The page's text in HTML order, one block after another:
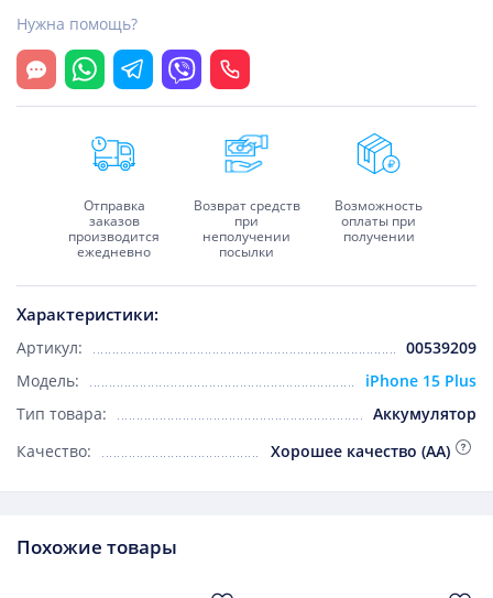
Характеристики:
Артикул:
00539209
Модель:
iPhone 15 Plus
Тип товара:
Аккумулятор
Качество:
Хорошее качество (AA)
Нужна помощь?
Открыть чат
WhatsappTelegramViber Позвонить
Похожие товары
Отправка
заказов
производится
ежедневно
Возврат средств
при
неполучении
посылки
Возможность
оплаты при
получении